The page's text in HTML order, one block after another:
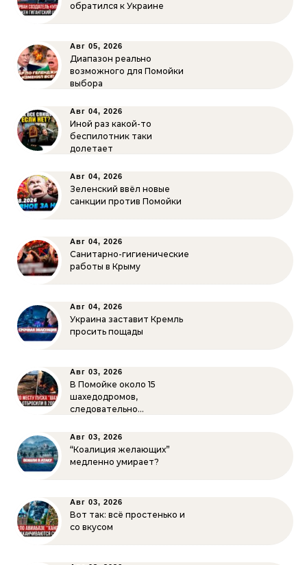
обратился к Украине
Авг 05, 2026
Диапазон реально
возможного для Помойки
выбора
Авг 04, 2026
Иной раз какой-то
беспилотник таки
долетает
Авг 04, 2026
Зеленский ввёл новые
санкции против Помойки
Авг 04, 2026
Санитарно-гигиенические
работы в Крыму
Авг 04, 2026
Украина заставит Кремль
просить пощады
Авг 03, 2026
В Помойке около 15
шахедодромов,
следовательно…
Авг 03, 2026
“Коалиция желающих”
медленно умирает?
Авг 03, 2026
Вот так: всё простенько и
со вкусом